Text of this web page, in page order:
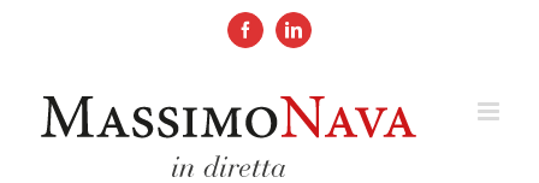
FacebookLinkedIn